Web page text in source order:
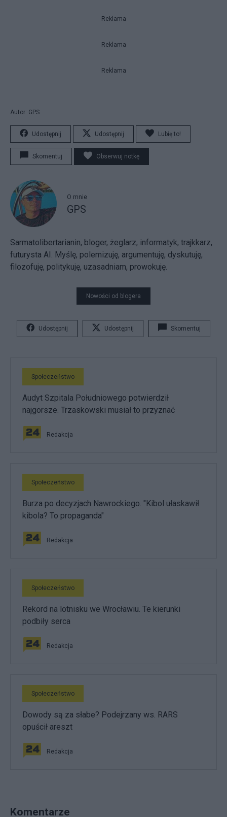
Reklama
Reklama
Reklama
Autor: GPS
Udostępnij Udostępnij Lubię to!
Skomentuj Obserwuj notkę
O mnie
GPS
Sarmatolibertarianin, bloger, żeglarz, informatyk, trajkkarz,
futurysta AI. Myślę, polemizuję, argumentuję, dyskutuję,
filozofuję, politykuję, uzasadniam, prowokuję.
Nowości od blogera
Udostępnij Udostępnij Skomentuj
Społeczeństwo
Audyt Szpitala Południowego potwierdził
najgorsze. Trzaskowski musiał to przyznać
Redakcja
Społeczeństwo
Burza po decyzjach Nawrockiego. "Kibol ułaskawił
kibola? To propaganda"
Redakcja
Społeczeństwo
Rekord na lotnisku we Wrocławiu. Te kierunki
podbiły serca
Redakcja
Społeczeństwo
Dowody są za słabe? Podejrzany ws. RARS
opuścił areszt
Redakcja
Komentarze